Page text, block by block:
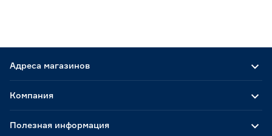
Адреса магазинов
Компания
Полезная информация